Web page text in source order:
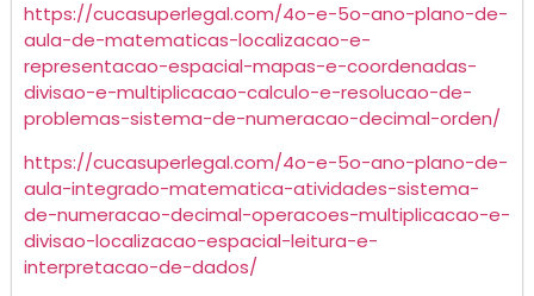
https://cucasuperlegal.com/4o-e-5o-ano-plano-de-
aula-de-matematicas-localizacao-e-
representacao-espacial-mapas-e-coordenadas-
divisao-e-multiplicacao-calculo-e-resolucao-de-
problemas-sistema-de-numeracao-decimal-orden/
https://cucasuperlegal.com/4o-e-5o-ano-plano-de-
aula-integrado-matematica-atividades-sistema-
de-numeracao-decimal-operacoes-multiplicacao-e-
divisao-localizacao-espacial-leitura-e-
interpretacao-de-dados/